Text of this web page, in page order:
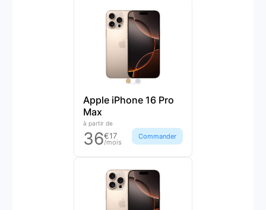
Apple iPhone 16 Pro
Max
à partir de
36€17
/mois
Commander